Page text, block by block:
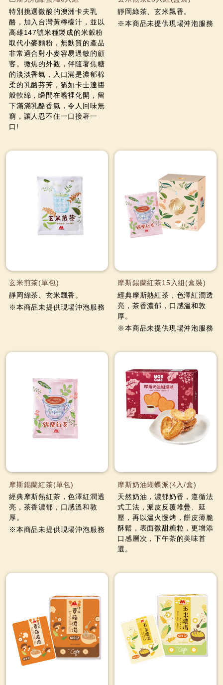
特別挑選微酸的澳洲卡夫乳
酪，加入台灣黃檸檬汁，並以
高雄147號米種製成的米穀粉
取代小麥麵粉，無麩質的產品
非常適合對小麥容易過敏的顧
客。微焦的外觀，伴隨著焦糖
的淡淡香氣，入口滿是濃郁棉
柔的乳酪芬芳，猶如卡士達醬
般軟綿，瞬間在嘴裡化開，留
下滿滿乳酪香氣，令人回味無
窮，讓人忍不住一口接著一
口!
靜岡綠茶、玄米飄香。
※本商品未提供現場沖泡服務
玄米煎茶(單包)
靜岡綠茶、玄米飄香。
※本商品未提供現場沖泡服務
摩斯錫蘭紅茶15入組(盒裝)
經典摩斯熱紅茶，色澤紅潤透
亮，茶香濃郁，口感溫和敦
厚。
※本商品未提供現場沖泡服務
摩斯錫蘭紅茶(單包)
經典摩斯熱紅茶，色澤紅潤透
亮，茶香濃郁，口感溫和敦
厚。
※本商品未提供現場沖泡服務
摩斯奶油蝴蝶派(4入/盒)
天然奶油，濃郁奶香，遵循法
式工法，派皮反覆堆疊、延
壓，再以溫火慢烤，餅皮薄脆
酥鬆，表面微甜糖粒，更增添
口感層次，下午茶的美味首
選。